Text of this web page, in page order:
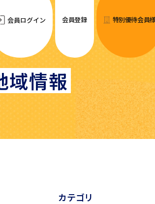
域情報
会員ログイン 会員登録 特別優待会員
カテゴリ